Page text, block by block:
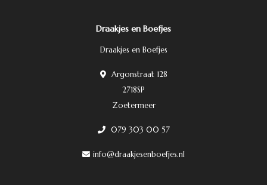
Draakjes en Boefjes
Draakjes en Boefjes
Argonstraat 128
2718SP
Zoetermeer
079 303 00 57
info@draakjesenboefjes.nl